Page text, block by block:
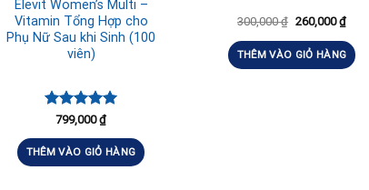
Elevit Women’s Multi –
Vitamin Tổng Hợp cho
Phụ Nữ Sau khi Sinh (100
viên)
Được xếp
5 sao
799,000₫
THÊM VÀO GIỎ HÀNG
300,000₫ 260,000₫
THÊM VÀO GIỎ HÀNG